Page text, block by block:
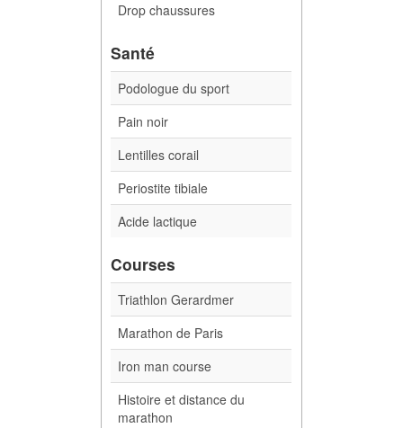
Drop chaussures
Santé
Podologue du sport
Pain noir
Lentilles corail
Periostite tibiale
Acide lactique
Courses
Triathlon Gerardmer
Marathon de Paris
Iron man course
Histoire et distance du
marathon